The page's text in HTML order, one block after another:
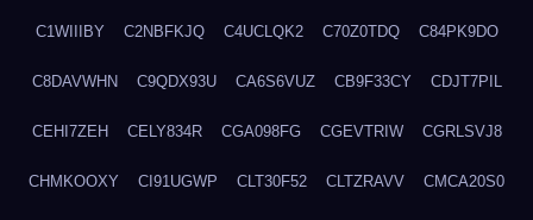
C1WIIIBY C2NBFKJQ C4UCLQK2 C70Z0TDQ C84PK9DO
C8DAVWHN C9QDX93U CA6S6VUZ CB9F33CY CDJT7PIL
CEHI7ZEH CELY834R CGA098FG CGEVTRIW CGRLSVJ8
CHMKOOXY CI91UGWP CLT30F52 CLTZRAVV CMCA20S0